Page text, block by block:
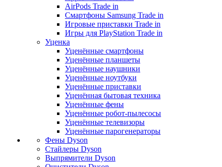
AirPods Trade in
Смартфоны Samsung Trade in
Игровые приставки Trade in
Игры для PlayStation Trade in
Уценка
Уценённые смартфоны
Уценённые планшеты
Уценённые наушники
Уценённые ноутбуки
Уценённые приставки
Уценённая бытовая техника
Уценённые фены
Уценённые робот-пылесосы
Уценённые телевизоры
Уценённые парогенераторы
Фены Dyson
Стайлеры Dyson
Выпрямители Dyson